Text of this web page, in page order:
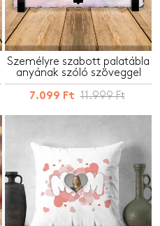
Személyre szabott palatábla
anyának szóló szöveggel
7.099 Ft 11.999 Ft